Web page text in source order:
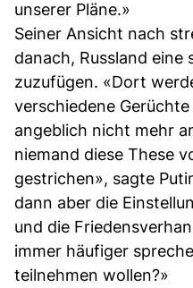
unserer Pläne.»
Seiner Ansicht nach
danach, Russland
zuzufügen. «Dort
verschiedene
angeblich nicht mehr
niemand diese These
gestrichen», sagte
dann aber die
und die
immer häufiger
teilnehmen wollen?»